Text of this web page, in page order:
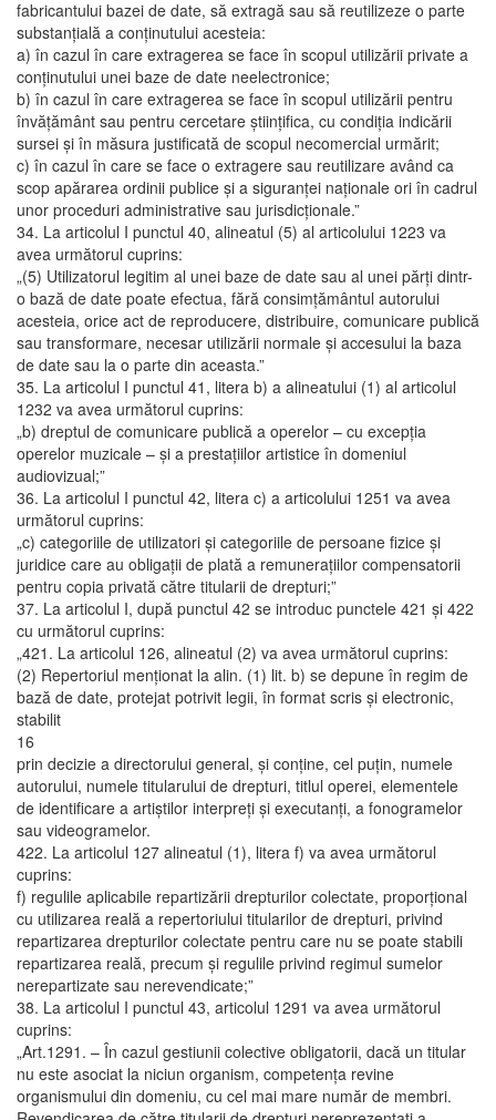
fabricantului bazei de date, să extragă sau să reutilizeze o parte
substanţială a conţinutului acesteia:
a) în cazul în care extragerea se face în scopul utilizării private a
conţinutului unei baze de date neelectronice;
b) în cazul în care extragerea se face în scopul utilizării pentru
învăţământ sau pentru cercetare ştiinţifica, cu condiţia indicării
sursei şi în măsura justificată de scopul necomercial urmărit;
c) în cazul în care se face o extragere sau reutilizare având ca
scop apărarea ordinii publice şi a siguranţei naţionale ori în cadrul
unor proceduri administrative sau jurisdicţionale.”
34. La articolul I punctul 40, alineatul (5) al articolului 1223 va
avea următorul cuprins:
„(5) Utilizatorul legitim al unei baze de date sau al unei părţi dintr-
o bază de date poate efectua, fără consimţământul autorului
acesteia, orice act de reproducere, distribuire, comunicare publică
sau transformare, necesar utilizării normale şi accesului la baza
de date sau la o parte din aceasta.”
35. La articolul I punctul 41, litera b) a alineatului (1) al articolul
1232 va avea următorul cuprins:
„b) dreptul de comunicare publică a operelor – cu excepţia
operelor muzicale – şi a prestaţiilor artistice în domeniul
audiovizual;”
36. La articolul I punctul 42, litera c) a articolului 1251 va avea
următorul cuprins:
„c) categoriile de utilizatori şi categoriile de persoane fizice şi
juridice care au obligaţii de plată a remuneraţiilor compensatorii
pentru copia privată către titularii de drepturi;”
37. La articolul I, după punctul 42 se introduc punctele 421 şi 422
cu următorul cuprins:
„421. La articolul 126, alineatul (2) va avea următorul cuprins:
(2) Repertoriul menţionat la alin. (1) lit. b) se depune în regim de
bază de date, protejat potrivit legii, în format scris şi electronic,
stabilit
16
prin decizie a directorului general, şi conţine, cel puţin, numele
autorului, numele titularului de drepturi, titlul operei, elementele
de identificare a artiştilor interpreţi şi executanţi, a fonogramelor
sau videogramelor.
422. La articolul 127 alineatul (1), litera f) va avea următorul
cuprins:
f) regulile aplicabile repartizării drepturilor colectate, proporţional
cu utilizarea reală a repertoriului titularilor de drepturi, privind
repartizarea drepturilor colectate pentru care nu se poate stabili
repartizarea reală, precum şi regulile privind regimul sumelor
nerepartizate sau nerevendicate;”
38. La articolul I punctul 43, articolul 1291 va avea următorul
cuprins:
„Art.1291. – În cazul gestiunii colective obligatorii, dacă un titular
nu este asociat la niciun organism, competenţa revine
organismului din domeniu, cu cel mai mare număr de membri.